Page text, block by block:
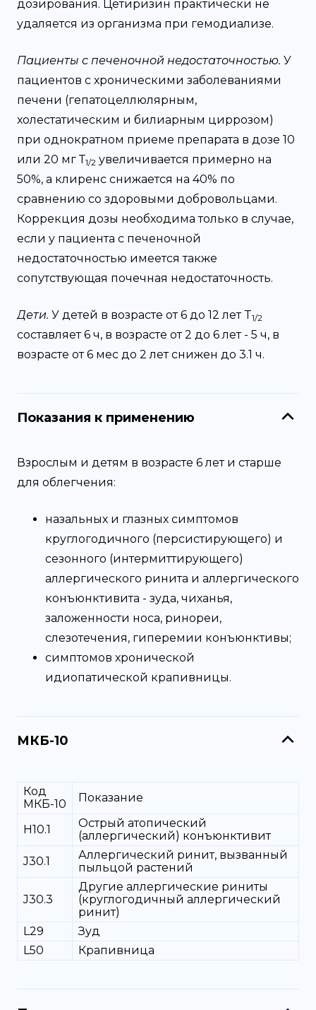
дозирования. Цетиризин практически не
удаляется из организма при гемодиализе.
Пациенты с печеночной недостаточностью. У
пациентов с хроническими заболеваниями
печени (гепатоцеллюлярным,
холестатическим и билиарным циррозом)
при однократном приеме препарата в дозе 10
или 20 мг Т1/2 увеличивается примерно на
50%, а клиренс снижается на 40% по
сравнению со здоровыми добровольцами.
Коррекция дозы необходима только в случае,
если у пациента с печеночной
недостаточностью имеется также
сопутствующая почечная недостаточность.
Дети. У детей в возрасте от 6 до 12 лет T1/2
составляет 6 ч, в возрасте от 2 до 6 лет - 5 ч, в
возрасте от 6 мес до 2 лет снижен до 3.1 ч.
Показания к применению
Взрослым и детям в возрасте 6 лет и старше
для облегчения:
назальных и глазных симптомов
круглогодичного (персистирующего) и
сезонного (интермиттирующего)
аллергического ринита и аллергического
конъюнктивита - зуда, чиханья,
заложенности носа, ринореи,
слезотечения, гиперемии конъюнктивы;
симптомов хронической
идиопатической крапивницы.
МКБ-10
Код
МКБ-10
Показание
H10.1
Острый атопический
(аллергический) конъюнктивит
J30.1
Аллергический ринит, вызванный
пыльцой растений
J30.3
Другие аллергические риниты
(круглогодичный аллергический
ринит)
L29
Зуд
L50
Крапивница